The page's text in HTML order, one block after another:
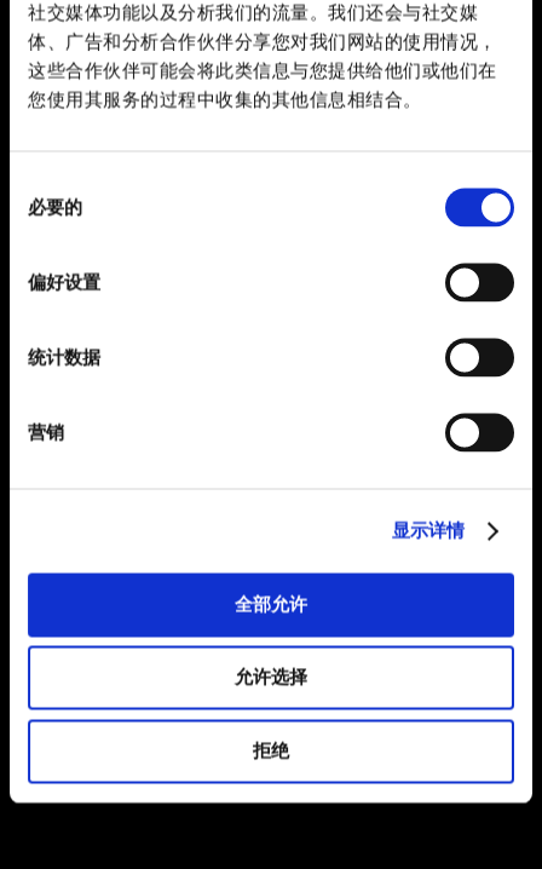
社交媒体功能以及分析我们的流量。我们还会与社交媒
体、广告和分析合作伙伴分享您对我们网站的使用情况，
这些合作伙伴可能会将此类信息与您提供给他们或他们在
您使用其服务的过程中收集的其他信息相结合。
必要的
偏好设置
统计数据
营销
显示详情
全部允许
允许选择
拒绝